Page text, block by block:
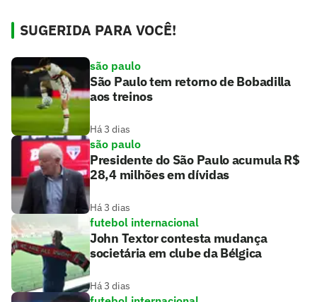
SUGERIDA PARA VOCÊ!
são paulo
São Paulo tem retorno de Bobadilla
aos treinos
Há 3 dias
são paulo
Presidente do São Paulo acumula R$
28,4 milhões em dívidas
Há 3 dias
futebol internacional
John Textor contesta mudança
societária em clube da Bélgica
Há 3 dias